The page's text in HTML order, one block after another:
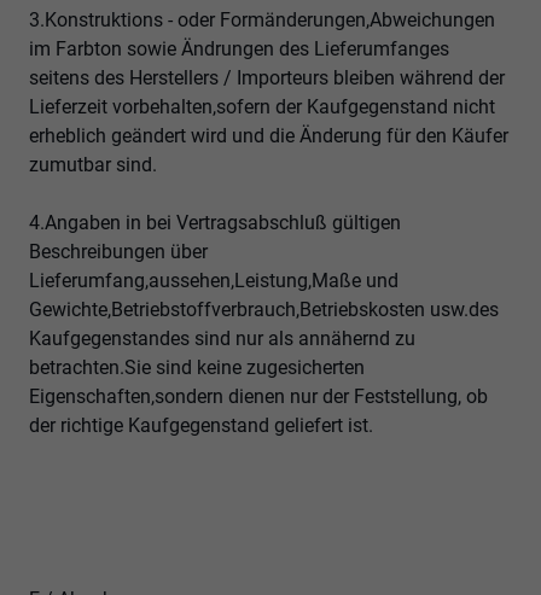
3.Konstruktions - oder Formänderungen,Abweichungen
im Farbton sowie Ändrungen des Lieferumfanges
seitens des Herstellers / Importeurs bleiben während der
Lieferzeit vorbehalten,sofern der Kaufgegenstand nicht
erheblich geändert wird und die Änderung für den Käufer
zumutbar sind.
4.Angaben in bei Vertragsabschluß gültigen
Beschreibungen über
Lieferumfang,aussehen,Leistung,Maße und
Gewichte,Betriebstoffverbrauch,Betriebskosten usw.des
Kaufgegenstandes sind nur als annähernd zu
betrachten.Sie sind keine zugesicherten
Eigenschaften,sondern dienen nur der Feststellung, ob
der richtige Kaufgegenstand geliefert ist.